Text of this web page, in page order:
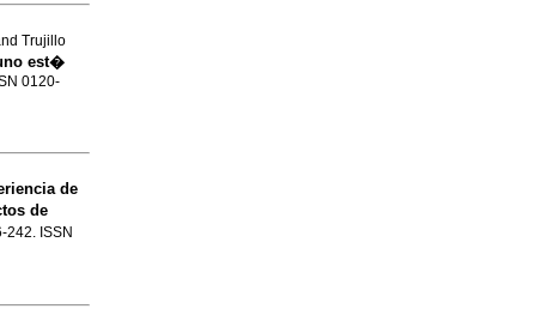
Trujillo
est�
0120-
de
de
242. ISSN